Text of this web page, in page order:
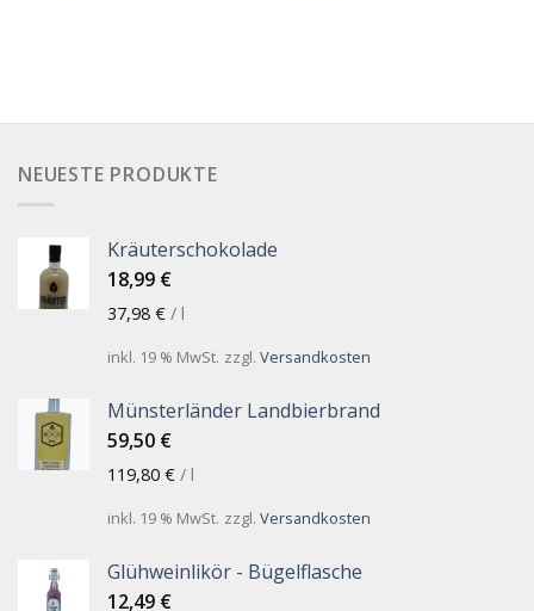
NEUESTE PRODUKTE
Kräuterschokolade
18,99 €
37,98 € / l
inkl. 19 % MwSt. zzgl. Versandkosten
Münsterländer Landbierbrand
59,50 €
119,80 € / l
inkl. 19 % MwSt. zzgl. Versandkosten
Glühweinlikör - Bügelflasche
12,49 €